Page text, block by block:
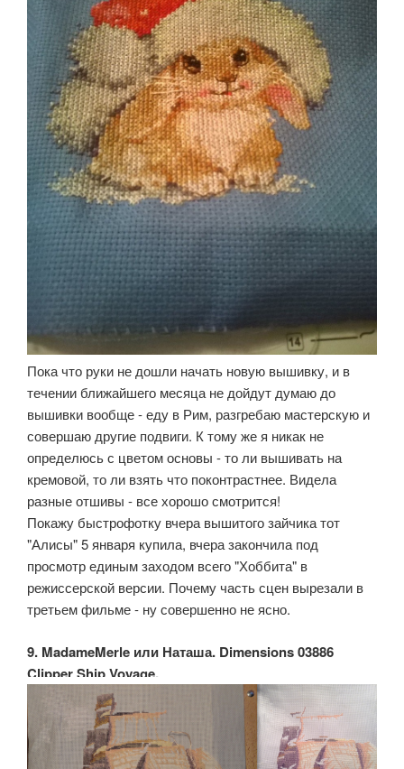
Пока что руки не дошли начать новую вышивку, и в
течении ближайшего месяца не дойдут думаю до
вышивки вообще - еду в Рим, разгребаю мастерскую и
совершаю другие подвиги. К тому же я никак не
определюсь с цветом основы - то ли вышивать на
кремовой, то ли взять что поконтрастнее. Видела
разные отшивы - все хорошо смотрится!
Покажу быстрофотку вчера вышитого зайчика тот
"Алисы" 5 января купила, вчера закончила под
просмотр единым заходом всего "Хоббита" в
режиссерской версии. Почему часть сцен вырезали в
третьем фильме - ну совершенно не ясно.
9. MadameMerle или Наташа. Dimensions 03886
Clipper Ship Voyage.